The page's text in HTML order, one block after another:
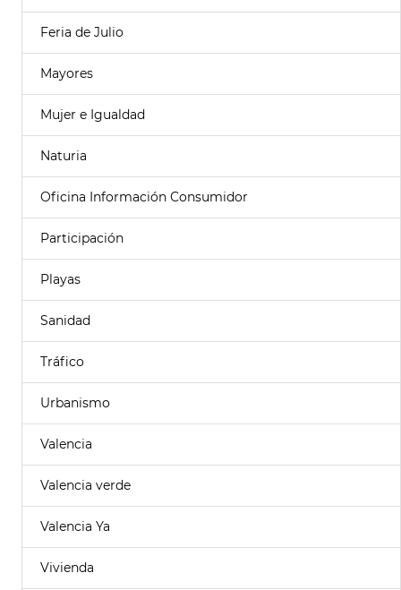
Feria de Julio
Mayores
Mujer e Igualdad
Naturia
Oficina Información Consumidor
Participación
Playas
Sanidad
Tráfico
Urbanismo
Valencia
Valencia verde
Valencia Ya
Vivienda